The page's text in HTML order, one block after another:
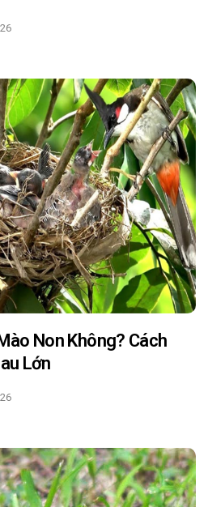
Non Không? Cách
Lớn